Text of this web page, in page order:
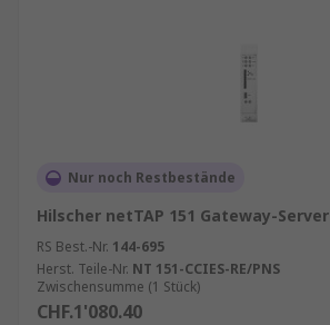
Nur noch Restbestände
Hilscher netTAP 151 Gateway-Server
RS Best.-Nr. 144-695
Herst. Teile-Nr. NT 151-CCIES-RE/PNS
Zwischensumme (1 Stück)
CHF.1'080.40